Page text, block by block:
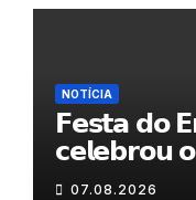
NOTÍCIA
𝗙𝗲𝘀𝘁𝗮 𝗱𝗼
𝗰𝗲𝗹𝗲𝗯𝗿𝗼𝘂
𝗹𝗮𝗰̧𝗼𝘀 𝗾𝘂𝗲
07.08.2026